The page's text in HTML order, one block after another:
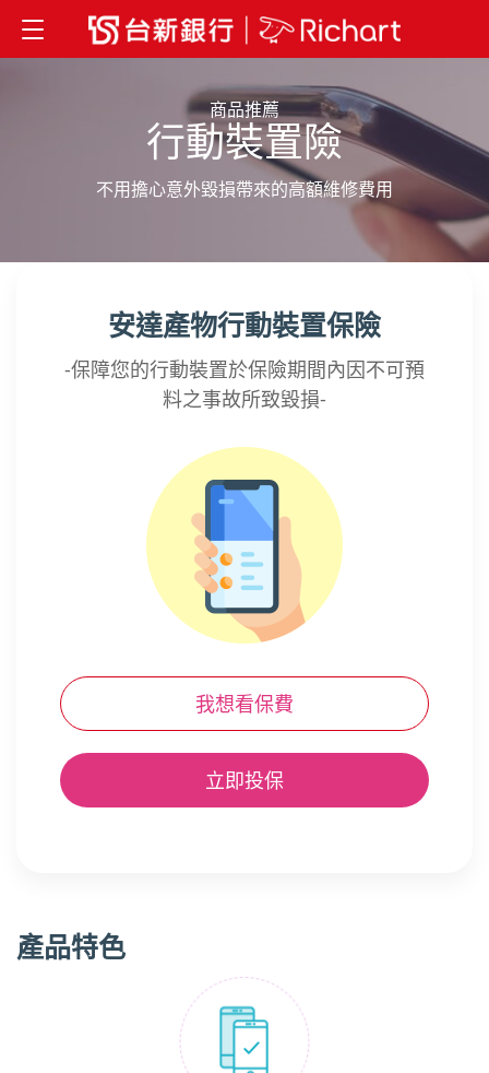
Toggle
navigation
商品推薦
行動裝置險
不用擔心意外毀損帶來的高額維修費用
安達產物行動裝置保險
-保障您的行動裝置於保險期間內因不可預
料之事故所致毀損-
我想看保費
立即投保
產品特色